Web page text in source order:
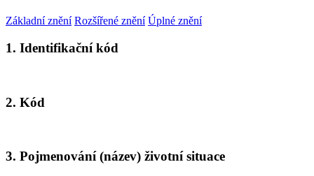
Základní znění Rozšířené znění Úplné znění
1. Identifikační kód
2. Kód
3. Pojmenování (název) životní situace